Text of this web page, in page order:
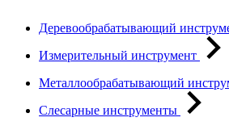
Деревообрабатывающий
Измерительный инструмент
Металлообрабатывающий
Слесарные инструменты